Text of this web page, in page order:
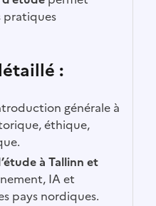
pratiques
:
générale à
éthique,
à Tallinn et
IA et
pays nordiques.